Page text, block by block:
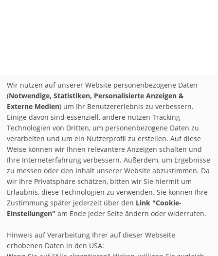
Wir nutzen auf unserer Website personenbezogene Daten
(Notwendige, Statistiken, Personalisierte Anzeigen &
Externe Medien) um Ihr Benutzererlebnis zu verbessern.
Einige davon sind essenziell, andere nutzen Tracking-
Technologien von Dritten, um personenbezogene Daten zu
verarbeiten und um ein Nutzerprofil zu erstellen. Auf diese
Weise können wir Ihnen relevantere Anzeigen schalten und
Ihre Interneterfahrung verbessern. Außerdem, um Ergebnisse
zu messen oder den Inhalt unserer Website abzustimmen. Da
wir Ihre Privatsphäre schätzen, bitten wir Sie hiermit um
Erlaubnis, diese Technologien zu verwenden. Sie können Ihre
Zustimmung später jederzeit über den Link "Cookie-
Einstellungen" am Ende jeder Seite ändern oder widerrufen.
Hinweis auf Verarbeitung Ihrer auf dieser Webseite
erhobenen Daten in den USA: